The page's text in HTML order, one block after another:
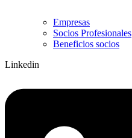
Empresas
Socios Profesionales
Beneficios socios
Linkedin